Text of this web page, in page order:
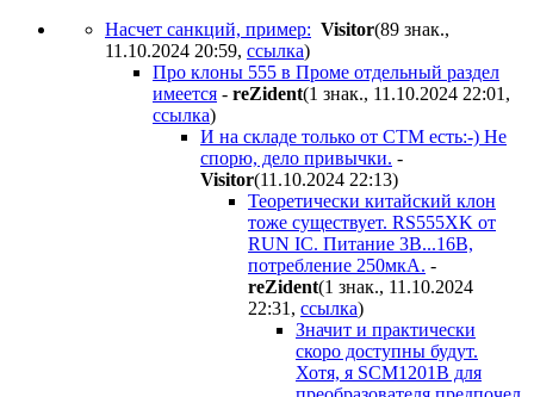
Насчет санкций, пример: Visitor(89 знак.,
11.10.2024 20:59, ссылка)
Про клоны 555 в Проме отдельный раздел
имеется - reZident(1 знак., 11.10.2024 22:01 ,
ссылка)
И на складе только от СТМ есть:-) Не
спорю, дело привычки. -
Visitor(11.10.2024 22:13)
Теоретически китайский клон
тоже существует. RS555XK от
RUN IC. Питание 3В...16В,
потребление 250мкА. -
reZident(1 знак., 11.10.2024
22:31 , ссылка)
Значит и практически
скоро доступны будут.
Хотя, я SCM1201B для